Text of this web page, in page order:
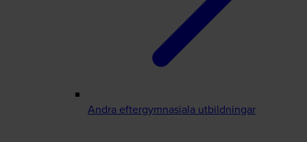
Andra eftergymnasiala utbildningar